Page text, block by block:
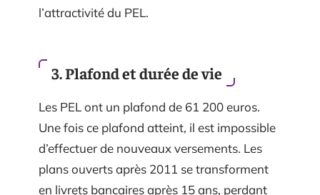
l’attractivité du PEL.
3. Plafond et durée de vie
Les PEL ont un plafond de 61 200 euros.
Une fois ce plafond atteint, il est impossible
d’effectuer de nouveaux versements. Les
plans ouverts après 2011 se transforment
en livrets bancaires après 15 ans, perdant